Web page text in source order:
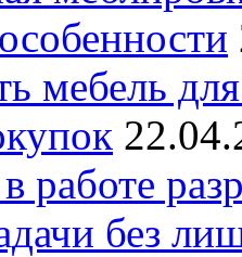
мебель
работе
без